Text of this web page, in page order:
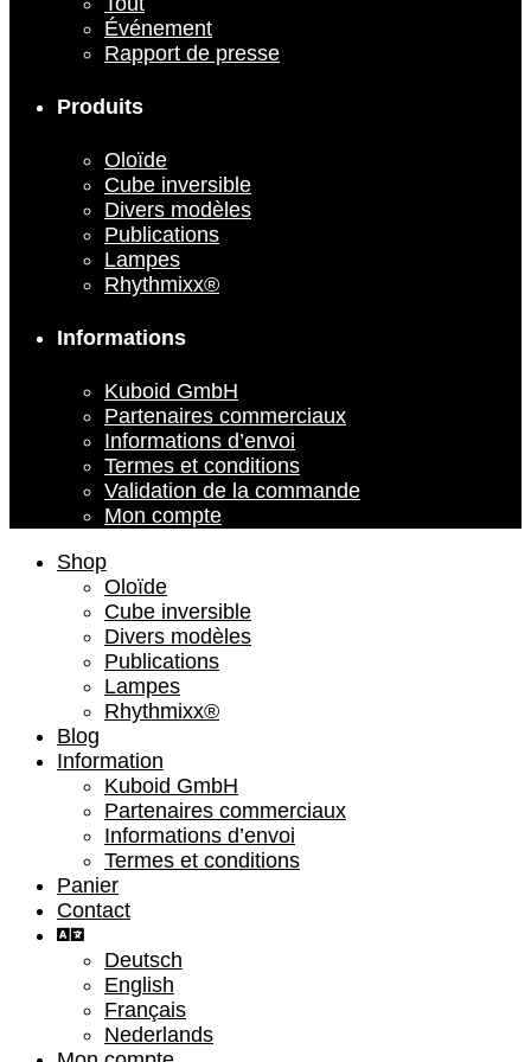
Événement
Rapport de presse
Produits
Oloïde
Cube inversible
Divers modèles
Publications
Lampes
Rhythmixx®
Informations
Kuboid GmbH
Partenaires commerciaux
Informations d’envoi
Termes et conditions
Validation de la commande
Mon compte
Shop
Oloïde
Cube inversible
Divers modèles
Publications
Lampes
Rhythmixx®
Blog
Information
Kuboid GmbH
Partenaires commerciaux
Informations d’envoi
Termes et conditions
Panier
Contact
Deutsch
English
Français
Nederlands